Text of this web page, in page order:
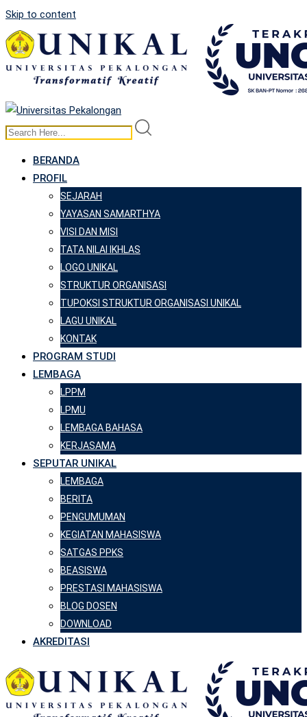
Skip to content
BERANDA
PROFIL
SEJARAH
YAYASAN SAMARTHYA
VISI DAN MISI
TATA NILAI IKHLAS
LOGO UNIKAL
STRUKTUR ORGANISASI
TUPOKSI STRUKTUR ORGANISASI UNIKAL
LAGU UNIKAL
KONTAK
PROGRAM STUDI
LEMBAGA
LPPM
LPMU
LEMBAGA BAHASA
KERJASAMA
SEPUTAR UNIKAL
LEMBAGA
BERITA
PENGUMUMAN
KEGIATAN MAHASISWA
SATGAS PPKS
BEASISWA
PRESTASI MAHASISWA
BLOG DOSEN
DOWNLOAD
AKREDITASI